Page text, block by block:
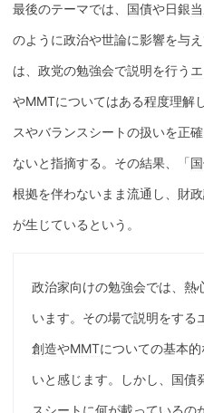
最後のテーマでは、 国債や日銀
のように政治や世論に影響を与
は、政党の勉強会で説明を行う
やMMTについてはある程度理解
スやバランスシートの扱いを正
ないと指摘する。その結果、「
根拠を伴わないまま流通し、財
が生じているという。
政治家向けの勉強会では、熱
います。その場で説明をする
創造やMMTについての基本
いと感じます。しかし、 国債